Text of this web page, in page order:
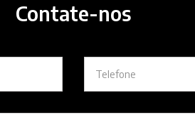
Contate-nos